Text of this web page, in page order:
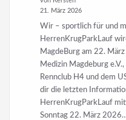
21. März 2026
Wir – sportlich für und
HerrenKrugParkLauf
MagdeBurg am 22.
Medizin Magdeburg
Rennclub H4 und dem
dir die letzten
HerrenKrugParkLauf
Sonntag 22. März